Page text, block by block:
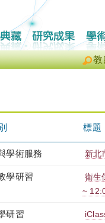
教
標題
學術服務 新北
學研習
衛生
~
研習